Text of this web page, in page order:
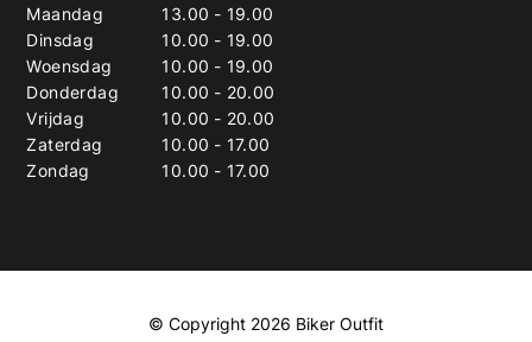
Maandag
13.00 - 19.00
Dinsdag
10.00 - 19.00
Woensdag
10.00 - 19.00
Donderdag
10.00 - 20.00
Vrijdag
10.00 - 20.00
Zaterdag
10.00 - 17.00
Zondag
10.00 - 17.00
© Copyright 2026 Biker Outfit